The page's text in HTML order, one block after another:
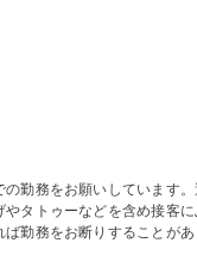
勤務をお願いしています
タトゥーなどを含め接客
勤務をお断りすることが